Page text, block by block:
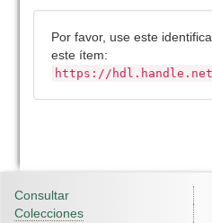
Por favor, use este
este ítem:
https://hdl.handle.net/
Consultar
Colecciones